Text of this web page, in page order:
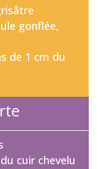
gonflée,
de 1 cm du
cuir chevelu